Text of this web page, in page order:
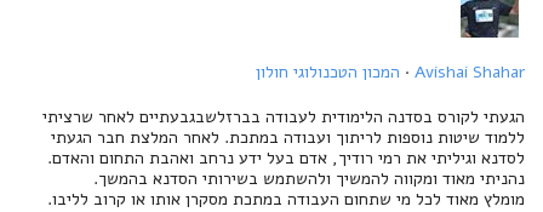
Avishai Shahar
· המכון הטכנולוגי חולון
הגעתי לקורס בסדנה הלימודית לעבודה בברזלשבגבעתיים לאחר שרציתי
ללמוד שיטות נוספות לריתוך ועבודה במתכת. לאחר המלצת חבר הגעתי
לסדנא וגיליתי את רמי רודיך, אדם בעל ידע נרחב ואהבת התחום והאדם.
נהניתי מאוד ומקווה להמשיך ולהשתמש בשירותי הסדנא בהמשך.
מומלץ מאוד לכל מי שתחום העבודה במתכת מסקרן אותו או קרוב לליבו.